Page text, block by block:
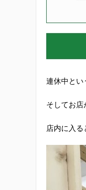
連休中とい
そしてお店
店内に入る